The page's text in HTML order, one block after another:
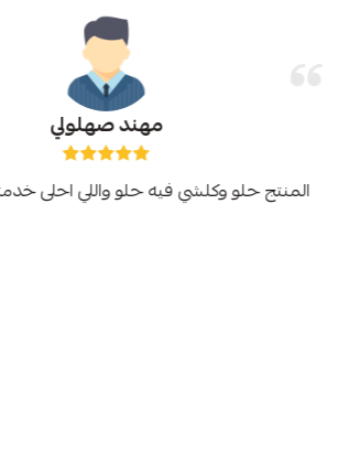
مهند صهلولي
المنتج حلو وكلشي فيه حلو واللي احلى